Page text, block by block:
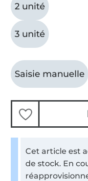
2 unité
3 unité
Saisie manuelle
Cet article est
de stock. En